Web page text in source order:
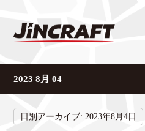
2023 8月 04
日別アーカイブ:2023年8月4日